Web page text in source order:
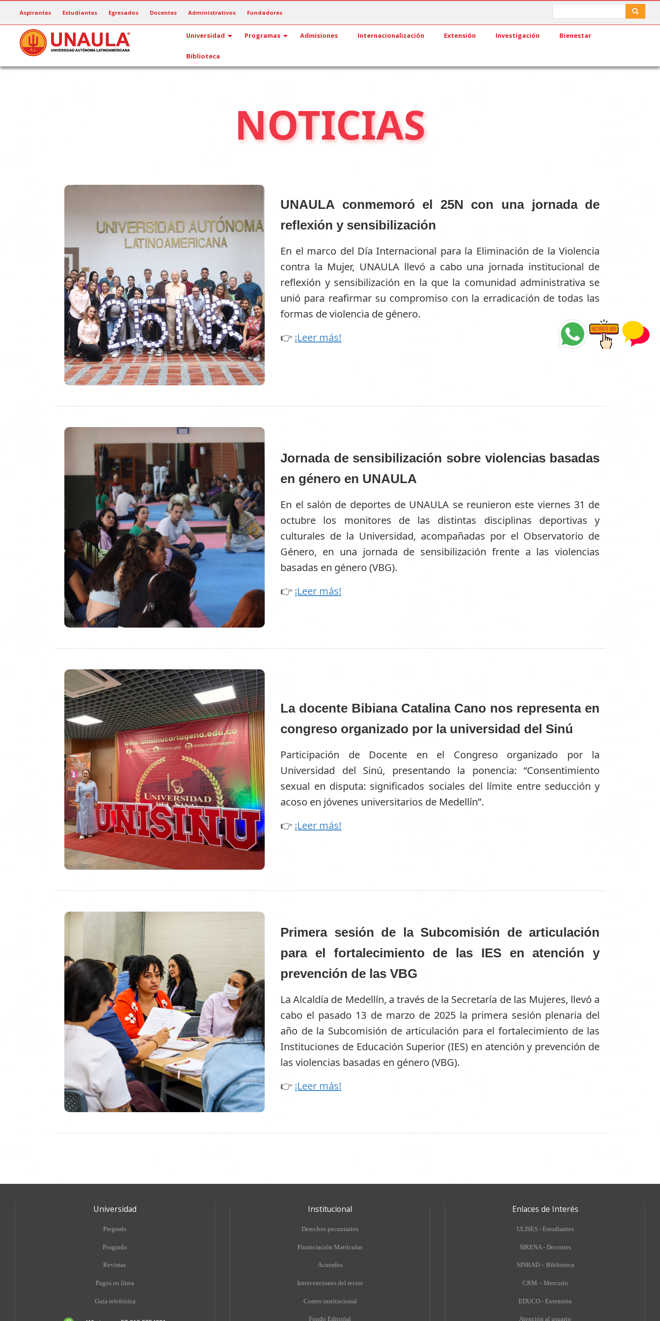
contenido
principal
Aspirantes Estudiantes Egresados Docentes Administrativos Fundadores
Universidad Programas Admisiones Internacionalización Extensión Investigación Bienestar
Biblioteca
NOTICIAS
UNAULA conmemoró el 25N con una jornada de
reflexión y sensibilización
En el marco del Día Internacional para la Eliminación de la Violencia
contra la Mujer, UNAULA llevó a cabo una jornada institucional de
reflexión y sensibilización en la que la comunidad administrativa se
unió para reafirmar su compromiso con la erradicación de todas las
formas de violencia de género.
👉 ¡Leer más!
Jornada de sensibilización sobre violencias basadas
en género en UNAULA
En el salón de deportes de UNAULA se reunieron este viernes 31 de
octubre los monitores de las distintas disciplinas deportivas y
culturales de la Universidad, acompañadas por el Observatorio de
Género, en una jornada de sensibilización frente a las violencias
basadas en género (VBG).
👉 ¡Leer más!
La docente Bibiana Catalina Cano nos representa en
congreso organizado por la universidad del Sinú
Participación de Docente en el Congreso organizado por la
Universidad del Sinú, presentando la ponencia: “Consentimiento
sexual en disputa: significados sociales del límite entre seducción y
acoso en jóvenes universitarios de Medellín”.
👉 ¡Leer más!
Primera sesión de la Subcomisión de articulación
para el fortalecimiento de las IES en atención y
prevención de las VBG
La Alcaldía de Medellín, a través de la Secretaría de las Mujeres, llevó a
cabo el pasado 13 de marzo de 2025 la primera sesión plenaria del
año de la Subcomisión de articulación para el fortalecimiento de las
Instituciones de Educación Superior (IES) en atención y prevención de
las violencias basadas en género (VBG).
👉 ¡Leer más!
Universidad
Pregrado
Posgrado
Revistas
Pagos en línea
Guía telefónica
Institucional
Derechos pecuniarios
Financiación Matrículas
Acuerdos
Intervenciones del rector
Correo institucional
Fondo Editorial
Enlaces de Interés
ULISES - Estudiantes
SIRENA - Docentes
SINBAD – Biblioteca
CRM – Mercurio
EDUCO - Extensión
Atención al usuario